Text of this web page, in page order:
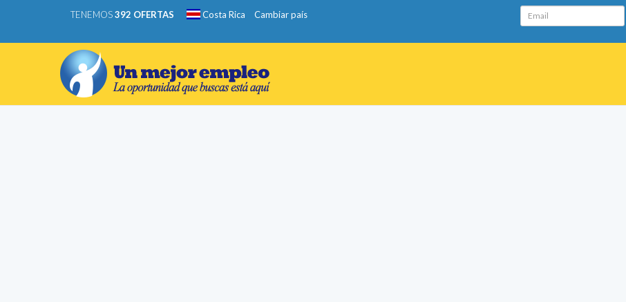
TENEMOS392 OFERTAS Costa Rica Cambiar país Email